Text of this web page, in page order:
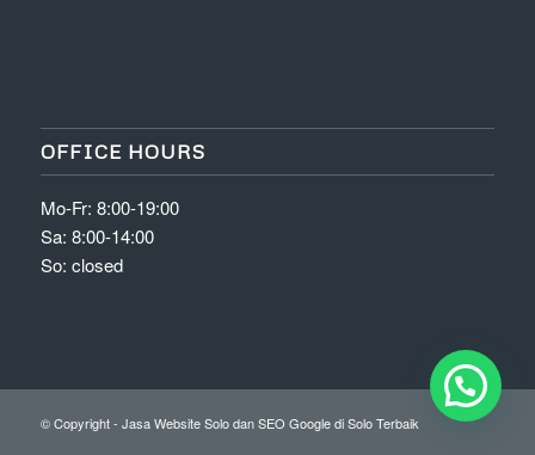
OFFICE HOURS
Mo-Fr: 8:00-19:00
Sa: 8:00-14:00
So: closed
© Copyright - Jasa Website Solo dan SEO Google di Solo Terbaik